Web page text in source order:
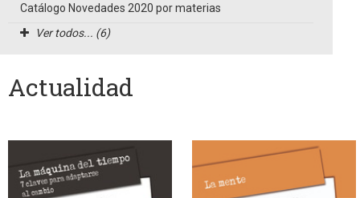
Catálogo Novedades 2020 por materias
Ver todos... (6)
Actualidad